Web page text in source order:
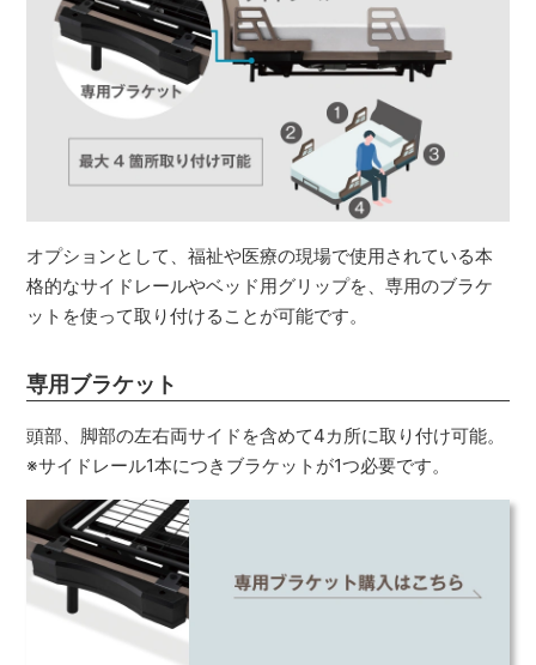
オプションとして、福祉や医療の現場で使用されている本
格的なサイドレールやベッド用グリップを、専用のブラケ
ットを使って取り付けることが可能です。
専用ブラケット
頭部、脚部の左右両サイドを含めて4カ所に取り付け可能。
※サイドレール1本につきブラケットが1つ必要です。